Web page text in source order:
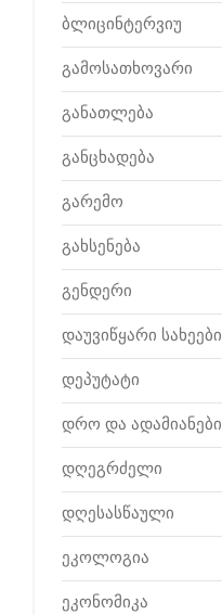
ბლიცინტერვიუ
გამოსათხოვარი
განათლება
განცხადება
გარემო
გახსენება
გენდერი
დაუვიწყარი სახეები
დეპუტატი
დრო და ადამიანები
დღეგრძელი
დღესასწაული
ეკოლოგია
ეკონომიკა